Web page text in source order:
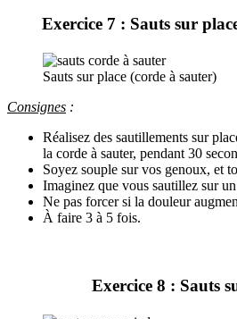
Exercice 7 : Sauts sur
Sauts sur place (corde à sauter)
Consignes :
Réalisez des sautillements sur
la corde à sauter, pendant 30
Soyez souple sur vos genoux, et
Imaginez que vous sautillez sur
Ne pas forcer si la douleur
À faire 3 à 5 fois.
Exercice 8 : Sauts